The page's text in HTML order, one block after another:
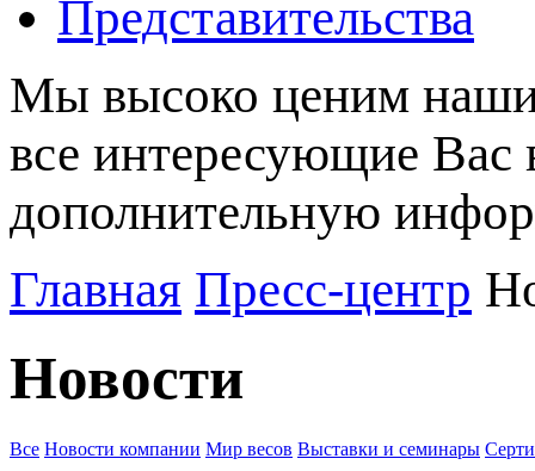
Представительства
Мы высоко ценим
все интересующие Вас
дополнительную
Главная Пресс-центр
Новости
Все Новости компании Мир весов Выставки и семинары